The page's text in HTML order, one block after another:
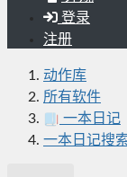
登录
注册
动作库
所有软件
一本日记
一本日记搜